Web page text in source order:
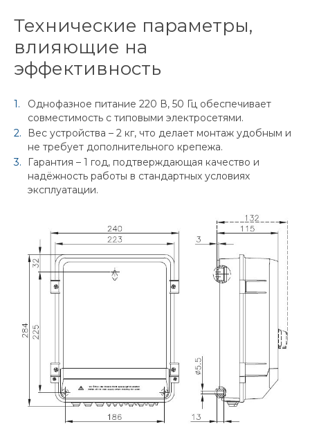
Технические параметры,
влияющие на
эффективность
Однофазное питание 220 В, 50 Гц обеспечивает
совместимость с типовыми электросетями.
Вес устройства – 2 кг, что делает монтаж удобным и
не требует дополнительного крепежа.
Гарантия – 1 год, подтверждающая качество и
надёжность работы в стандартных условиях
эксплуатации.